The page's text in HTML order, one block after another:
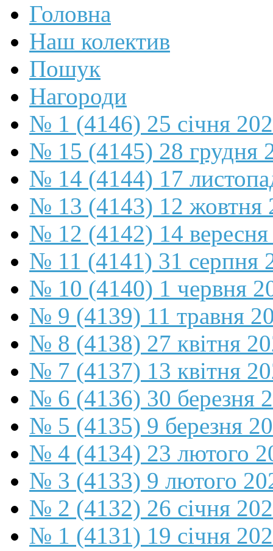
Головна
Наш колектив
Пошук
Нагороди
№ 1 (4146) 25 січня
№ 15 (4145) 28 грудня
№ 14 (4144) 17
№ 13 (4143) 12 жовтня
№ 12 (4142) 14
№ 11 (4141) 31 серпня
№ 10 (4140) 1 червня
№ 9 (4139) 11 травня
№ 8 (4138) 27 квітня
№ 7 (4137) 13 квітня
№ 6 (4136) 30 березня
№ 5 (4135) 9 березня
№ 4 (4134) 23 лютого
№ 3 (4133) 9 лютого
№ 2 (4132) 26 січня
№ 1 (4131) 19 січня